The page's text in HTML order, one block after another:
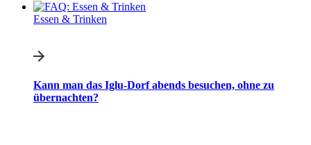
Essen & Trinken
Kann man das Iglu-Dorf abends besuchen, ohne zu
übernachten?